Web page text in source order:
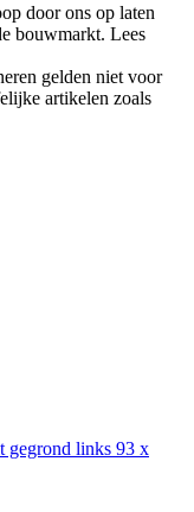
door ons op laten
bouwmarkt. Lees
gelden niet voor
artikelen zoals
gegrond links 93 x